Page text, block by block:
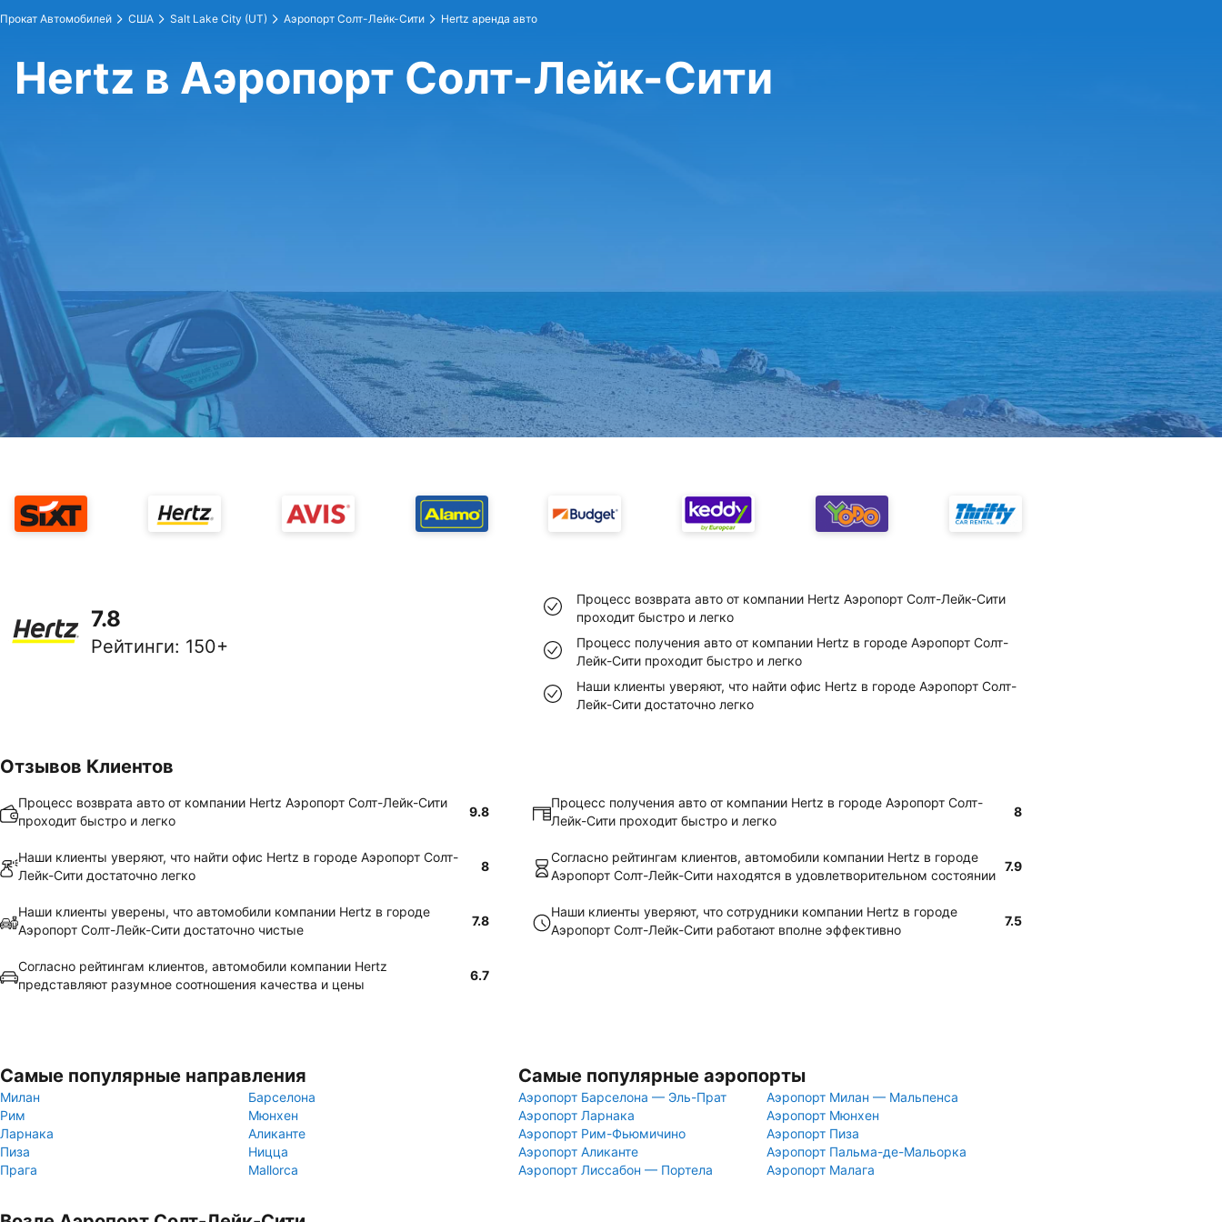
Прокат Автомобилей США Salt Lake City (UT) Аэропорт Солт-Лейк-Сити Hertz аренда авто
Hertz в Аэропорт Солт-Лейк-Сити
7.8
Рейтинги: 150+
Процесс возврата авто от компании Hertz Аэропорт Солт-Лейк-Сити
проходит быстро и легко
Процесс получения авто от компании Hertz в городе Аэропорт Солт-
Лейк-Сити проходит быстро и легко
Наши клиенты уверяют, что найти офис Hertz в городе Аэропорт Солт-
Лейк-Сити достаточно легко
Отзывов Клиентов
Процесс возврата авто от компании Hertz Аэропорт Солт-Лейк-Сити
проходит быстро и легко
9.8
Процесс получения авто от компании Hertz в городе Аэропорт Солт-
Лейк-Сити проходит быстро и легко
8
Наши клиенты уверяют, что найти офис Hertz в городе Аэропорт Солт-
Лейк-Сити достаточно легко
8
Согласно рейтингам клиентов, автомобили компании Hertz в городе
Аэропорт Солт-Лейк-Сити находятся в удовлетворительном состоянии
7.9
Наши клиенты уверены, что автомобили компании Hertz в городе
Аэропорт Солт-Лейк-Сити достаточно чистые
7.8
Наши клиенты уверяют, что сотрудники компании Hertz в городе
Аэропорт Солт-Лейк-Сити работают вполне эффективно
7.5
Согласно рейтингам клиентов, автомобили компании Hertz
представляют разумное соотношения качества и цены
6.7
Самые популярные направления
Милан
Барселона
Рим
Мюнхен
Ларнака
Аликанте
Пиза
Ницца
Прага
Mallorca
Самые популярные аэропорты
Аэропорт Барселона — Эль-Прат
Аэропорт Милан — Мальпенса
Аэропорт Ларнака
Аэропорт Мюнхен
Аэропорт Рим-Фьюмичино
Аэропорт Пиза
Аэропорт Аликанте
Аэропорт Пальма-де-Мальорка
Аэропорт Лиссабон — Портела
Аэропорт Малага